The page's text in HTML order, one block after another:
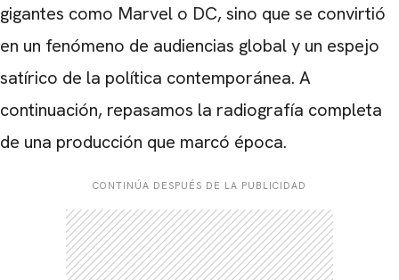
gigantes como Marvel o DC, sino que se convirtió
en un fenómeno de audiencias global y un espejo
satírico de la política contemporánea. A
continuación, repasamos la radiografía completa
de una producción que marcó época.
CONTINÚA DESPUÉS DE LA PUBLICIDAD